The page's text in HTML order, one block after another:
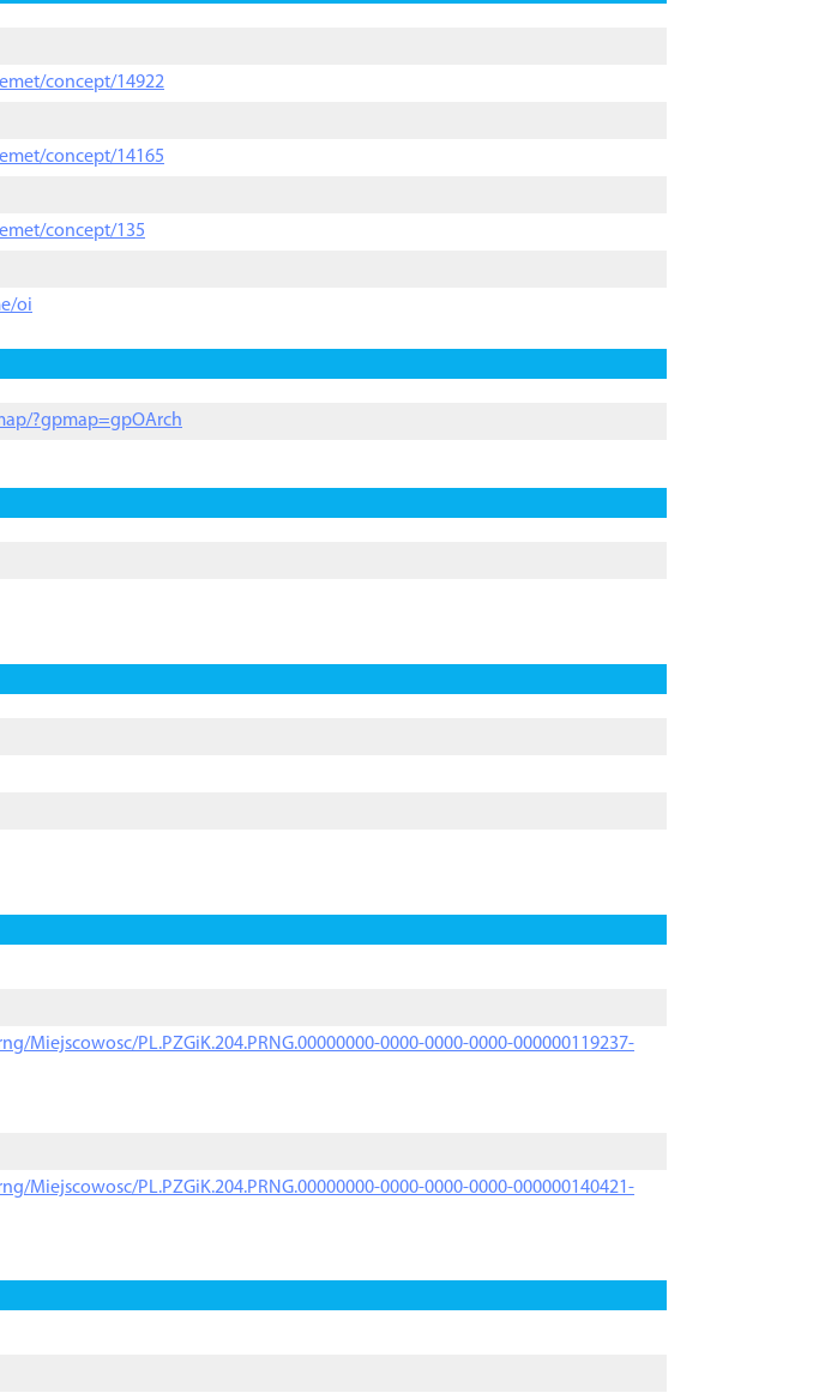
concept/14922
concept/14165
concept/135
oi
?gpmap=gpOArch
Miejscowosc/PL.PZGiK.204.PRNG.00000000-0000-0000-0000-000000119237-
Miejscowosc/PL.PZGiK.204.PRNG.00000000-0000-0000-0000-000000140421-